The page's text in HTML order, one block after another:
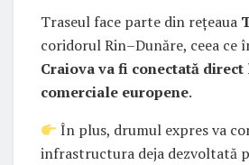
Traseul face parte din rețeaua
coridorul Rin–Dunăre, ceea ce
Craiova va fi conectată
comerciale europene.
În plus, drumul expres va
infrastructura deja dezvoltată